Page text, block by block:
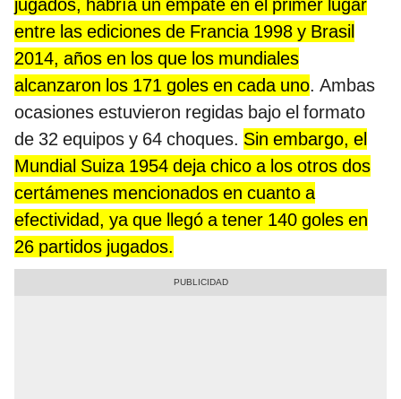
jugados, habría un empate en el primer lugar
entre las ediciones de Francia 1998 y Brasil
2014, años en los que los mundiales
alcanzaron los 171 goles en cada uno. Ambas
ocasiones estuvieron regidas bajo el formato
de 32 equipos y 64 choques. Sin embargo, el
Mundial Suiza 1954 deja chico a los otros dos
certámenes mencionados en cuanto a
efectividad, ya que llegó a tener 140 goles en
26 partidos jugados.